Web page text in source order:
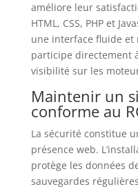
améliore leur
HTML, CSS, PHP et
une interface fluide et
participe directement
visibilité sur les
Maintenir un
conforme au
La sécurité constitue
présence web.
protège les données
sauvegardes